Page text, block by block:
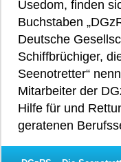
Usedom, finden
Buchstaben
Deutsche
Schiffbrüchiger,
Seenotretter“
Mitarbeiter der
Hilfe für und
geratenen